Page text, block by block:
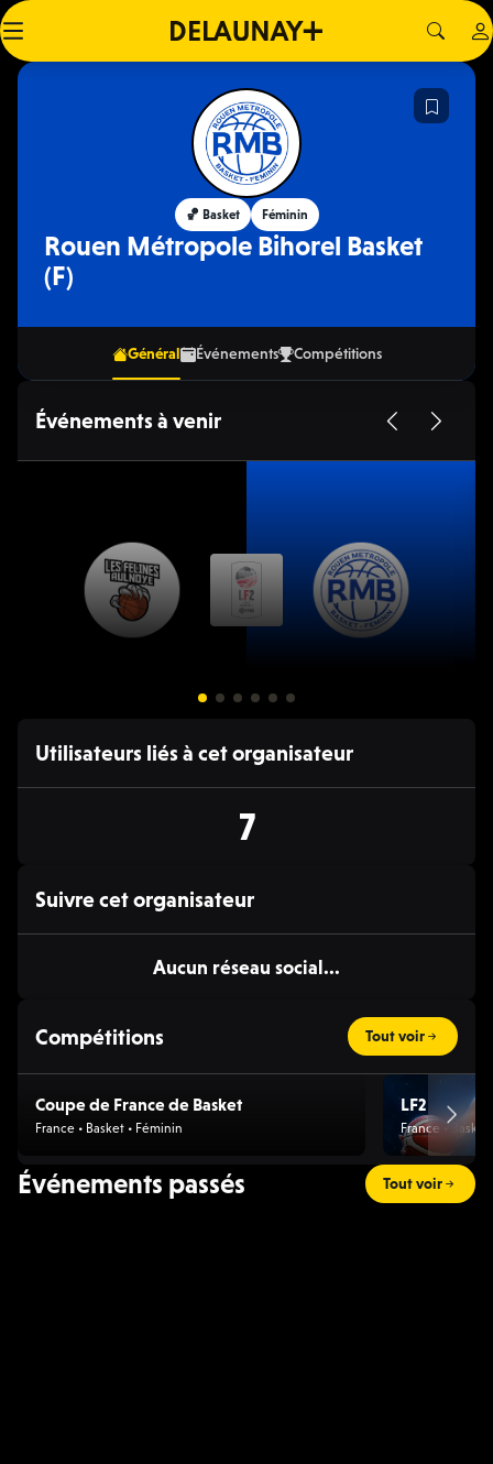
🏀 Basket Féminin
Rouen Métropole Bihorel Basket
(F)
Général Événements Compétitions
Événements à venir
04 AVR. 20:00 - 22:30
Aulnoye (F) / Rouen Métropole Bihorel Basket (F)
Utilisateurs liés à cet organisateur
7
Suivre cet organisateur
Aucun réseau social...
Compétitions Tout voir
Coupe de France de Basket
France • Basket • Féminin
LF2
France •
Événements passés Tout voir